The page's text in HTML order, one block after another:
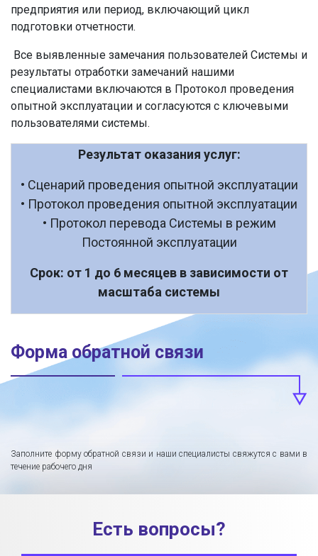
предприятия или период, включающий цикл
подготовки отчетности.
Все выявленные замечания пользователей Системы и
результаты отработки замечаний нашими
специалистами включаются в Протокол проведения
опытной эксплуатации и согласуются с ключевыми
пользователями системы.
Результат оказания услуг:
• Сценарий проведения опытной эксплуатации
• Протокол проведения опытной эксплуатации
• Протокол перевода Системы в режим
Постоянной эксплуатации
Срок: от 1 до 6 месяцев в зависимости от
масштаба системы
Форма обратной связи
Заполните форму обратной связи и наши специалисты свяжутся с вами в
течение рабочего дня
Есть вопросы?